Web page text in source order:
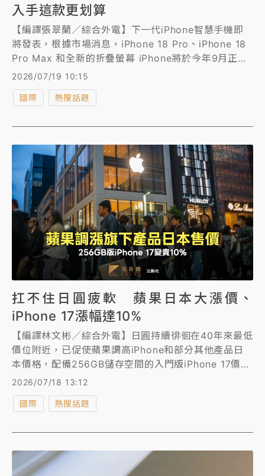
入手這款更划算
【編譯張翠蘭／綜合外電】下一代iPhone智慧手機即
將發表，根據市場消息，iPhone 18 Pro、iPhone 18
Pro Max 和全新的折疊螢幕 iPhone將於今年9月正式
發表，然而面對可預期的價格上漲，果粉不禁考慮該等
媒提出見解。
2026/07/19 10:15
國際 熱搜話題
扛不住日圓疲軟 蘋果日本大漲價、
iPhone 17漲幅達10%
【編譯林文彬／綜合外電】日圓持續徘徊在40年來最低
價位附近，已促使蘋果調高iPhone和部分其他產品日
本價格，配備256GB儲存空間的入門版iPhone 17價格
上漲一成。
2026/07/18 13:12
國際 熱搜話題